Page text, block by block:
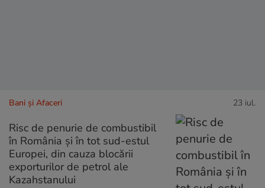
Bani și Afaceri 23 iul.
Risc de penurie de combustibil
în România și în tot sud-estul
Europei, din cauza blocării
exporturilor de petrol ale
Kazahstanului